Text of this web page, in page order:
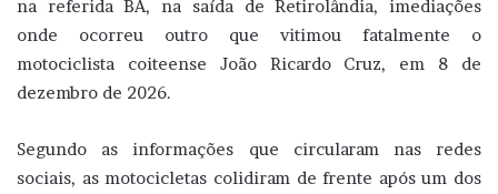
na referida BA, na saída de Retirolândia, imediações
onde ocorreu outro que vitimou fatalmente o
motociclista coiteense João Ricardo Cruz, em 8 de
dezembro de 2026.
Segundo as informações que circularam nas redes
sociais, as motocicletas colidiram de frente após um dos